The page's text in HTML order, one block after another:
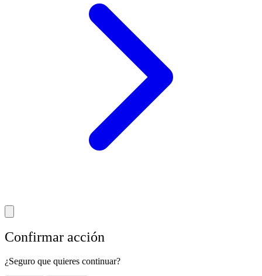
Confirmar acción
¿Seguro que quieres continuar?